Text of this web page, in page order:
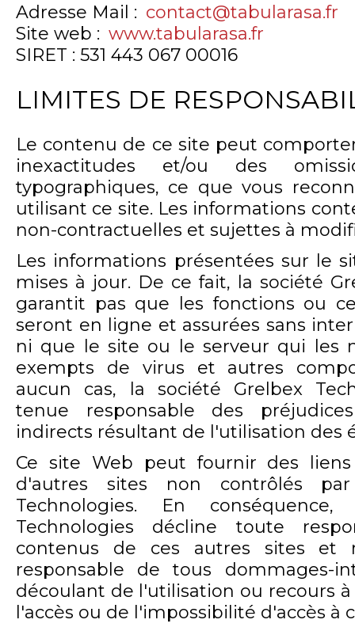
Adresse Mail : contact@tabularasa.fr
Site web : www.tabularasa.fr
SIRET : 531 443 067 00016
LIMITES DE
Le contenu de ce site peut
inexactitudes et/ou des
typographiques, ce que vous
utilisant ce site. Les informations
non-contractuelles et sujettes à
Les informations présentées sur le
mises à jour. De ce fait, la société
garantit pas que les fonctions ou
seront en ligne et assurées sans
ni que le site ou le serveur qui les
exempts de virus et autres
aucun cas, la société Grelbex
tenue responsable des
indirects résultant de l'utilisation des
Ce site Web peut fournir des
d'autres sites non contrôlés
Technologies. En
Technologies décline toute
contenus de ces autres sites et
responsable de tous dommages-
découlant de l'utilisation ou recours
l'accès ou de l'impossibilité d'accès à